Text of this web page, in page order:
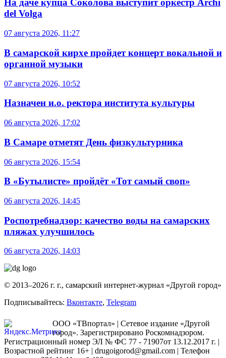
На даче купца Соколова выступит оркестр Archi
del Volga
07 августа 2026, 11:27
В самарской кирхе пройдет концерт вокальной и
органной музыки
07 августа 2026, 10:52
Назначен и.о. ректора института культуры
06 августа 2026, 17:02
В Самаре отметят День физкультурника
06 августа 2026, 15:54
В «Бутылисте» пройдёт «Тот самый своп»
06 августа 2026, 14:45
Роспотребнадзор: качество воды на самарских
пляжах улучшилось
06 августа 2026, 14:03
© 2013–2026 г. г., самарский интернет-журнал «Другой город»
Подписывайтесь: Вконтакте, Telegram
ООО «ТВпортал» | Сетевое издание «Другой
город». Зарегистрировано Роскомнадзором.
Регистрационный номер ЭЛ № ФС 77 - 71907от 13.12.2017 г. |
Возрастной рейтинг 16+ | drugoigorod@gmail.com | Телефон